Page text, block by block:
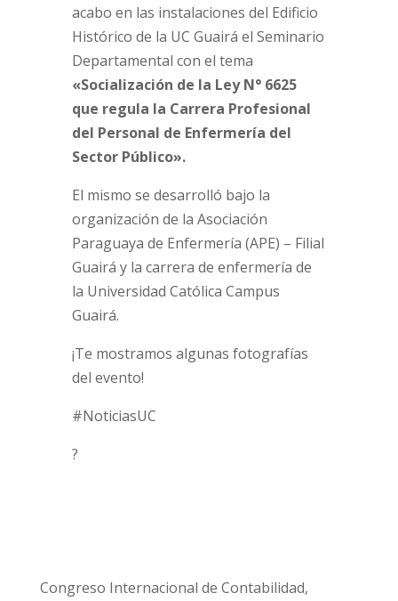
acabo en las instalaciones del Edificio
Histórico de la UC Guairá el Seminario
Departamental con el tema
«Socialización de la Ley N° 6625
que regula la Carrera Profesional
del Personal de Enfermería del
Sector Público».
El mismo se desarrolló bajo la
organización de la Asociación
Paraguaya de Enfermería (APE) – Filial
Guairá y la carrera de enfermería de
la Universidad Católica Campus
Guairá.
¡Te mostramos algunas fotografías
del evento!
#NoticiasUC
?
Congreso Internacional de Contabilidad,